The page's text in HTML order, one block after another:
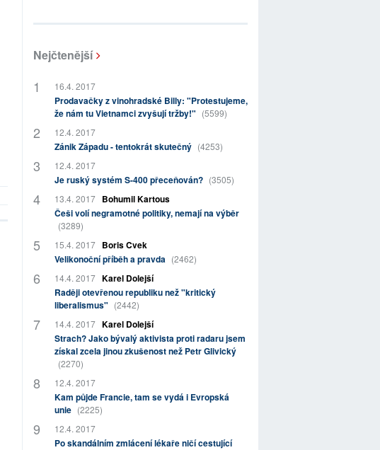
Nejčtenější
16.4. 2017
Prodavačky z vinohradské Billy: "Protestujeme,
že nám tu Vietnamci zvyšují tržby!" (5599)
12.4. 2017
Zánik Západu - tentokrát skutečný (4253)
12.4. 2017
Je ruský systém S-400 přeceňován? (3505)
13.4. 2017
Bohumil Kartous
Češi volí negramotné politiky, nemají na výběr
(3289)
15.4. 2017
Boris Cvek
Velikonoční příběh a pravda (2462)
14.4. 2017 Karel Dolejší
Raději otevřenou republiku než "kritický
liberalismus" (2442)
14.4. 2017 Karel Dolejší
Strach? Jako bývalý aktivista proti radaru jsem
získal zcela jinou zkušenost než Petr Glivický
(2270)
12.4. 2017
Kam půjde Francie, tam se vydá i Evropská
unie (2225)
12.4. 2017
Po skandálním zmlácení lékaře ničí cestující